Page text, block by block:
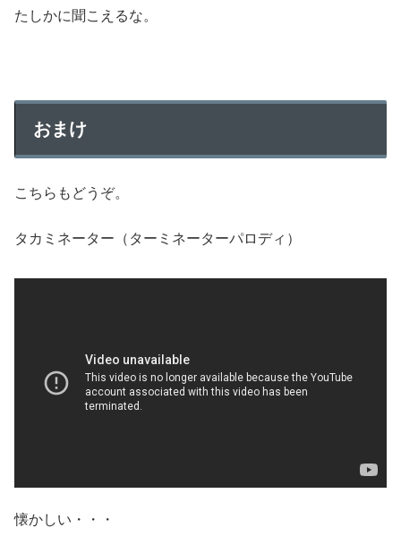
たしかに聞こえるな。
おまけ
こちらもどうぞ。
タカミネーター（ターミネーターパロディ）
懐かしい・・・